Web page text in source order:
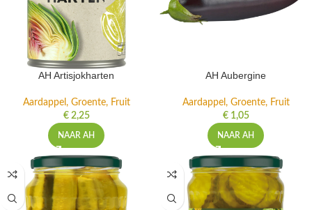
AH Artisjokharten
Aardappel, Groente, Fruit
€2,25
NAAR AH
AH Aubergine
Aardappel, Groente, Fruit
€1,05
NAAR AH